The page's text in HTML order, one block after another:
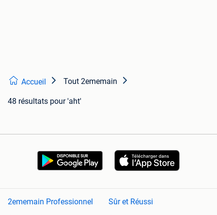
Accueil Tout 2ememain
48 résultats pour 'aht'
2ememain Professionnel
Sûr et Réussi